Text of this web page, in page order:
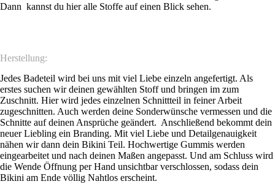
Dann kannst du hier alle Stoffe auf einen Blick sehen.
Herstellung:
Jedes Badeteil wird bei uns mit viel Liebe einzeln angefertigt. Als
erstes suchen wir deinen gewählten Stoff und bringen im zum
Zuschnitt. Hier wird jedes einzelnen Schnittteil in feiner Arbeit
zugeschnitten. Auch werden deine Sonderwünsche vermessen und die
Schnitte auf deinen Ansprüche geändert. Anschließend bekommt dein
neuer Liebling ein Branding. Mit viel Liebe und Detailgenauigkeit
nähen wir dann dein Bikini Teil. Hochwertige Gummis werden
eingearbeitet und nach deinen Maßen angepasst. Und am Schluss wird
die Wende Öffnung per Hand unsichtbar verschlossen, sodass dein
Bikini am Ende völlig Nahtlos erscheint.